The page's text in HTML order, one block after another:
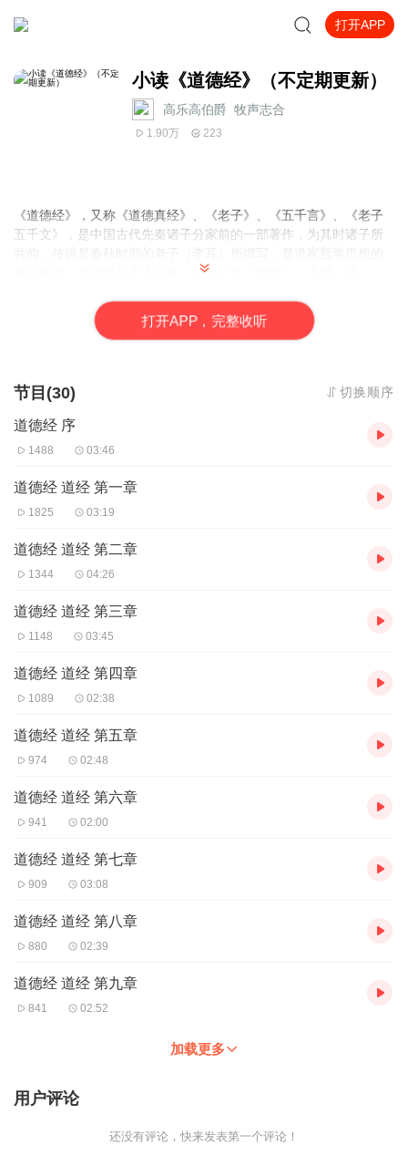
打开APP
小读《道德经》（不定期更新）
高乐高伯爵_牧声志合
1.90万 223
《道德经》，又称《道德真经》、《老子》、《五千言》、《老子
五千文》，是中国古代先秦诸子分家前的一部著作，为其时诸子所
重要来源。道德经分上下两篇，原文上篇《德经》、下篇《道
经》，并分为81章 。文本以哲学意义之“道德”为纲宗，论述修身、
治国、用兵、养生之道，而多以政治为旨归，乃所谓“内圣外王”之
打开APP，完整收听
节目(30) 切换顺序
道德经 序
1488 03:46
道德经 道经 第一章
1825 03:19
道德经 道经 第二章
1344 04:26
道德经 道经 第三章
1148 03:45
道德经 道经 第四章
1089 02:38
道德经 道经 第五章
974 02:48
道德经 道经 第六章
941 02:00
道德经 道经 第七章
909 03:08
道德经 道经 第八章
880 02:39
道德经 道经 第九章
841 02:52
加载更多
用户评论
还没有评论，快来发表第一个评论！